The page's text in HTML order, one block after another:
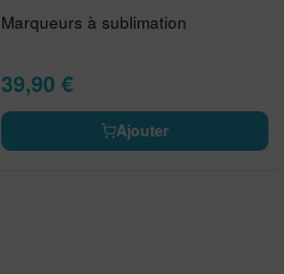
Marqueurs à sublimation
39,90 €
Ajouter